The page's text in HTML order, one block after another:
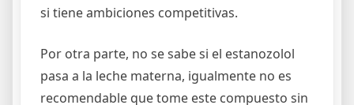
si tiene ambiciones competitivas.
Por otra parte, no se sabe si el estanozolol
pasa a la leche materna, igualmente no es
recomendable que tome este compuesto sin